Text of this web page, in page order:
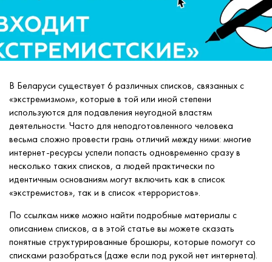
В Беларуси существует 6 различных списков, связанных с
«‎экстремизмом», которые в той или иной степени
используются для подавления неугодной властям
деятельности. Часто для неподготовленного человека
весьма сложно провести грань отличий между ними: многие
интернет-ресурсы успели попасть одновременно сразу в
несколько таких списков, а людей практически по
идентичным основаниям могут включить как в список
«‎экстремистов», так и в список «‎террористов».
По ссылкам ниже можно найти подробные материалы с
описанием списков, а в этой статье вы можете сказать
понятные структурированные брошюры, которые помогут со
списками разобраться (даже если под рукой нет интернета).